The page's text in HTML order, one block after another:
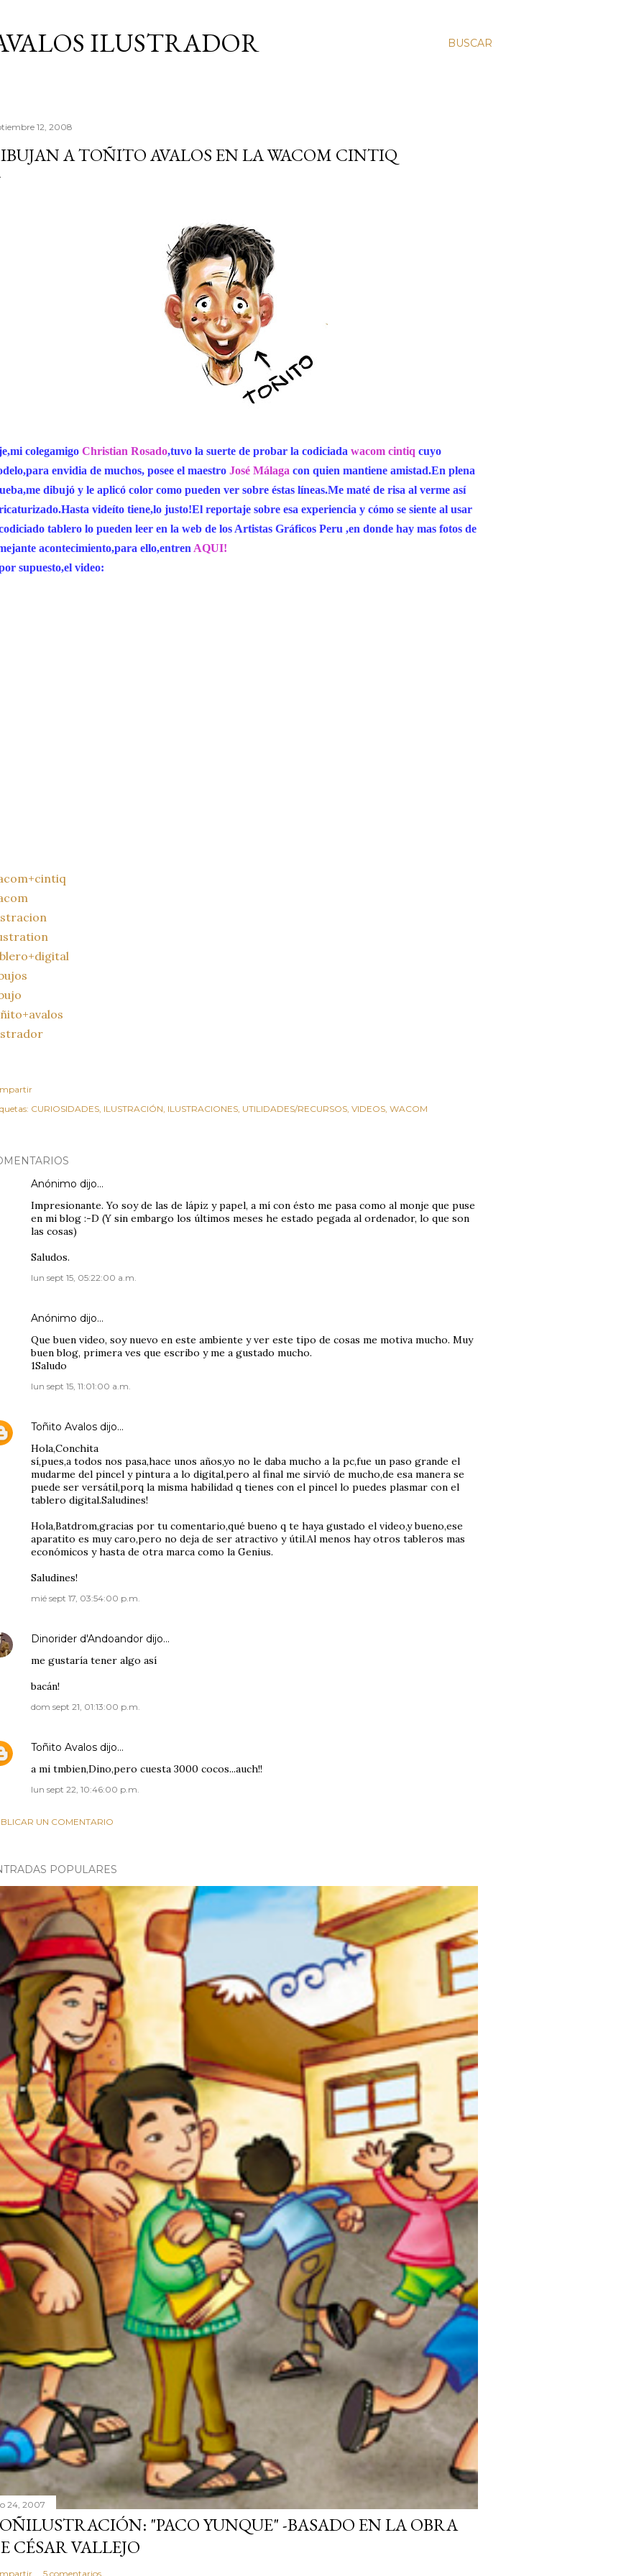
BUSCAR
ILUSTRADOR
12, 2008
A TOÑITO AVALOS EN LA WACOM CINTIQ
colegamigo Christian Rosado,tuvo la suerte de probar la codiciada wacom cintiq cuyo
envidia de muchos, posee el maestro José Málaga con quien mantiene amistad.En plena
dibujó y le aplicó color como pueden ver sobre éstas líneas.Me maté de risa al verme así
videíto tiene,lo justo!El reportaje sobre esa experiencia y cómo se siente al usar
tablero lo pueden leer en la web de los Artistas Gráficos Peru ,en donde hay mas fotos de
acontecimiento,para ello,entren AQUI!
supuesto,el video:
CURIOSIDADES ILUSTRACIÓN ILUSTRACIONES UTILIDADES/RECURSOS VIDEOS WACOM
Anónimo dijo…
Impresionante. Yo soy de las de lápiz y papel, a mí con ésto me pasa como al monje que puse
en mi blog :-D (Y sin embargo los últimos meses he estado pegada al ordenador, lo que son
las cosas)
Saludos.
lun sept 15, 05:22:00 a.m.
Anónimo dijo…
Que buen video, soy nuevo en este ambiente y ver este tipo de cosas me motiva mucho. Muy
buen blog, primera ves que escribo y me a gustado mucho.
1Saludo
lun sept 15, 11:01:00 a.m.
Toñito Avalos dijo…
Hola,Conchita
sí,pues,a todos nos pasa,hace unos años,yo no le daba mucho a la pc,fue un paso grande el
mudarme del pincel y pintura a lo digital,pero al final me sirvió de mucho,de esa manera se
puede ser versátil,porq la misma habilidad q tienes con el pincel lo puedes plasmar con el
tablero digital.Saludines!
Hola,Batdrom,gracias por tu comentario,qué bueno q te haya gustado el video,y bueno,ese
aparatito es muy caro,pero no deja de ser atractivo y útil.Al menos hay otros tableros mas
económicos y hasta de otra marca como la Genius.
Saludines!
mié sept 17, 03:54:00 p.m.
Dinorider d'Andoandor dijo…
me gustaría tener algo así
bacán!
dom sept 21, 01:13:00 p.m.
Toñito Avalos dijo…
a mi tmbien,Dino,pero cuesta 3000 cocos...auch!!
lun sept 22, 10:46:00 p.m.
UN COMENTARIO
POPULARES
24, 2007
"PACO YUNQUE" -BASADO EN LA OBRA
CÉSAR VALLEJO
5 comentarios